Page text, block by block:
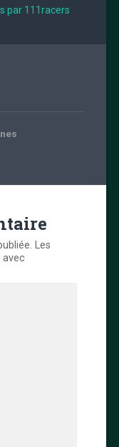
par 111racers
Les
avec